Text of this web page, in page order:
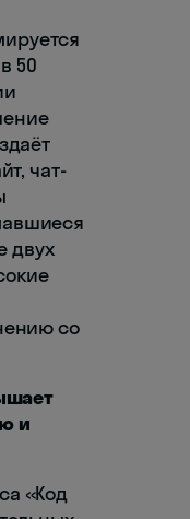
50
чат-
двух
со
и
«Код